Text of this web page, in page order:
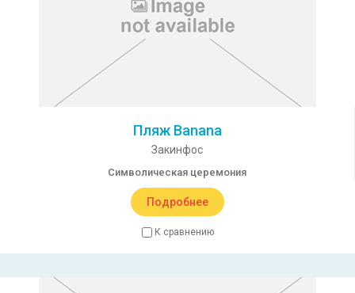
Пляж Banana
Закинфос
Символическая церемония
Подробнее
К сравнению